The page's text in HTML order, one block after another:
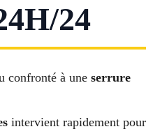
24
confronté à une serrure
intervient rapidement pour